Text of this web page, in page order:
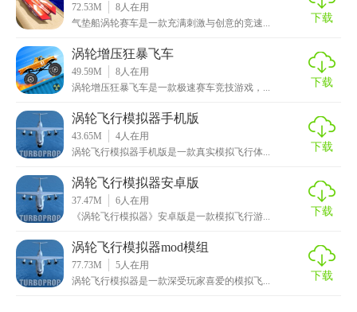
72.53M 8人在用
气垫船涡轮赛车是一款充满刺激与创意的竞速...
下载
涡轮增压狂暴飞车
49.59M 8人在用
涡轮增压狂暴飞车是一款极速赛车竞技游戏，...
下载
涡轮飞行模拟器手机版
43.65M 4人在用
涡轮飞行模拟器手机版是一款真实模拟飞行体...
下载
涡轮飞行模拟器安卓版
37.47M 6人在用
《涡轮飞行模拟器》安卓版是一款模拟飞行游...
下载
涡轮飞行模拟器mod模组
77.73M 5人在用
涡轮飞行模拟器是一款深受玩家喜爱的模拟飞...
下载